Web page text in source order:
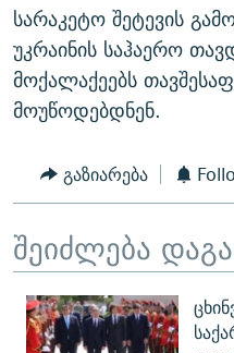
სარაკეტო შეტევის
უკრაინის საჰაერო
მოქალაქეებს
მოუწოდებდნენ.
გაზიარება
შეიძლება